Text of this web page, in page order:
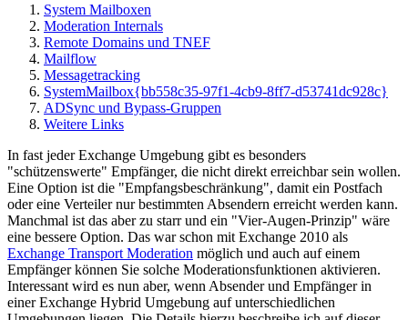
System Mailboxen
Moderation Internals
Remote Domains und TNEF
Mailflow
Messagetracking
SystemMailbox{bb558c35-97f1-4cb9-8ff7-d53741dc928c}
ADSync und Bypass-Gruppen
Weitere Links
In fast jeder Exchange Umgebung gibt es besonders
"schützenswerte" Empfänger, die nicht direkt erreichbar sein wollen.
Eine Option ist die "Empfangsbeschränkung", damit ein Postfach
oder eine Verteiler nur bestimmten Absendern erreicht werden kann.
Manchmal ist das aber zu starr und ein "Vier-Augen-Prinzip" wäre
eine bessere Option. Das war schon mit Exchange 2010 als
Exchange Transport Moderation möglich und auch auf einem
Empfänger können Sie solche Moderationsfunktionen aktivieren.
Interessant wird es nun aber, wenn Absender und Empfänger in
einer Exchange Hybrid Umgebung auf unterschiedlichen